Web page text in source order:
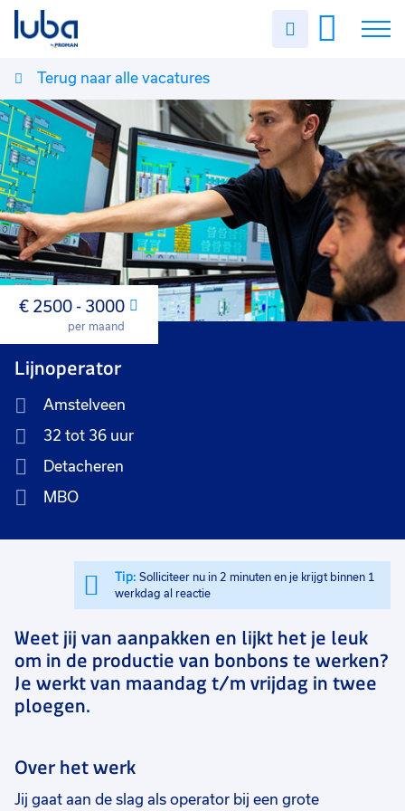
Uren
Vacatures
Over ons
Voor werkgevers
Contact
Terug naar alle vacatures
Maand
€ 2500 - 3000
per maand
Lijnoperator
Amstelveen
32 tot 36 uur
Detacheren
MBO
Tip: Solliciteer nu in 2 minuten en je krijgt binnen 1
werkdag al reactie
Weet jij van aanpakken en lijkt het je leuk
om in de productie van bonbons te werken?
Je werkt van maandag t/m vrijdag in twee
ploegen.
Over het werk
Jij gaat aan de slag als operator bij een grote